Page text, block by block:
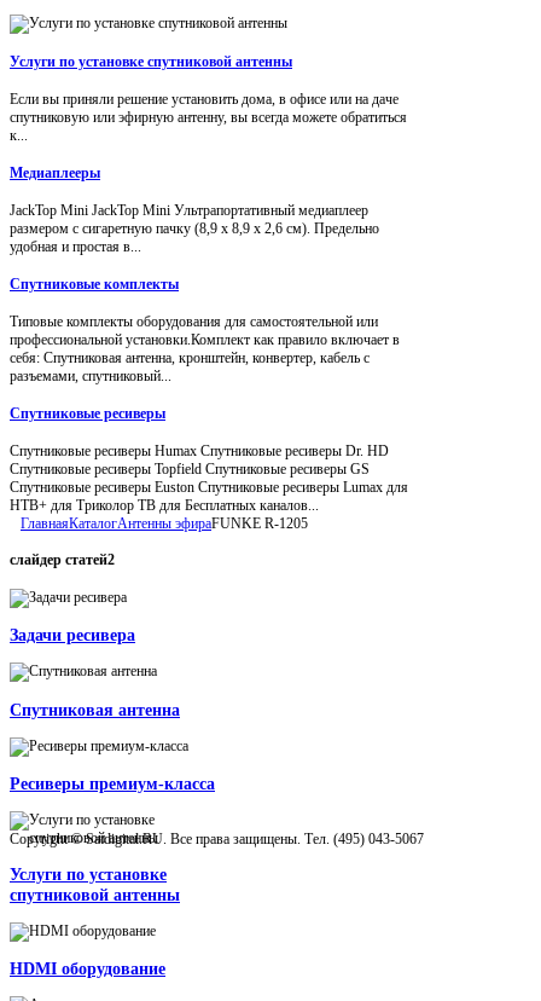
Услуги по установке спутниковой антенны
Если вы приняли решение установить дома, в офисе или на даче
спутниковую или эфирную антенну, вы всегда можете обратиться
к...
Медиаплееры
JackTop Mini JackTop Mini Ультрапортативный медиаплеер
размером с сигаретную пачку (8,9 x 8,9 x 2,6 см). Предельно
удобная и простая в...
Спутниковые комплекты
Типовые комплекты оборудования для самостоятельной или
профессиональной установки.Комплект как правило включает в
себя: Спутниковая антенна, кронштейн, конвертер, кабель с
разъемами, спутниковый...
Спутниковые ресиверы
Спутниковые ресиверы Humax Спутниковые ресиверы Dr. HD
Спутниковые ресиверы Topfield Спутниковые ресиверы GS
Спутниковые ресиверы Euston Спутниковые ресиверы Lumax для
НТВ+ для Триколор ТВ для Бесплатных каналов...
ГлавнаяКаталогАнтенны эфираFUNKE R-1205
слайдер статей2
Задачи ресивера
Спутниковая антенна
Ресиверы премиум-класса
Услуги по установке
спутниковой антенны
HDMI оборудование
Copyright © Satdigital.RU. Все права защищены. Тел. (495) 043-5067